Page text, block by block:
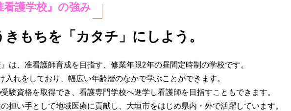
看護学校』の強み
もちを「カタチ」にしよう。
は、准看護師育成を目指す、修業年限2年の昼間定時制の学校です。
入れをしており、幅広い年齢層のなかで学ぶことができます。
験資格を取得でき、看護専門学校へ進学し看護師を目指すこともできます。
担い手として地域医療に貢献し、大垣市をはじめ県内・外で活躍しています。